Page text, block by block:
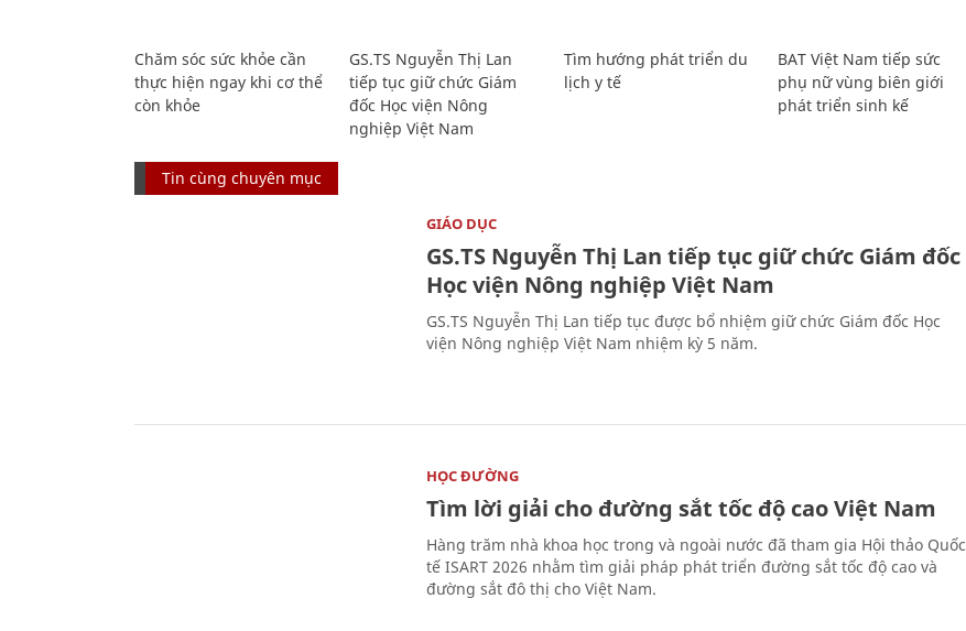
Chăm sóc sức khỏe cần
thực hiện ngay khi cơ thể
còn khỏe
GS.TS Nguyễn Thị Lan
tiếp tục giữ chức Giám
đốc Học viện Nông
nghiệp Việt Nam
Tìm hướng phát triển du
lịch y tế
BAT Việt Nam tiếp sức
phụ nữ vùng biên giới
phát triển sinh kế
Tin cùng chuyên mục
GIÁO DỤC
GS.TS Nguyễn Thị Lan tiếp tục giữ chức Giám đốc
Học viện Nông nghiệp Việt Nam
GS.TS Nguyễn Thị Lan tiếp tục được bổ nhiệm giữ chức Giám đốc Học
viện Nông nghiệp Việt Nam nhiệm kỳ 5 năm.
HỌC ĐƯỜNG
Tìm lời giải cho đường sắt tốc độ cao Việt Nam
Hàng trăm nhà khoa học trong và ngoài nước đã tham gia Hội thảo Quốc
tế ISART 2026 nhằm tìm giải pháp phát triển đường sắt tốc độ cao và
đường sắt đô thị cho Việt Nam.